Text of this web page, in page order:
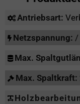
Antriebsart:
Netzspannung: /
Max.
Max. Spaltkraft: